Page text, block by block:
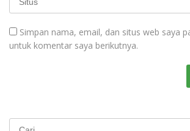
Simpan nama, email, dan situs web saya
untuk komentar saya berikutnya.
Cari